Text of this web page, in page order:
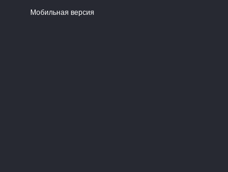
Мобильная версия